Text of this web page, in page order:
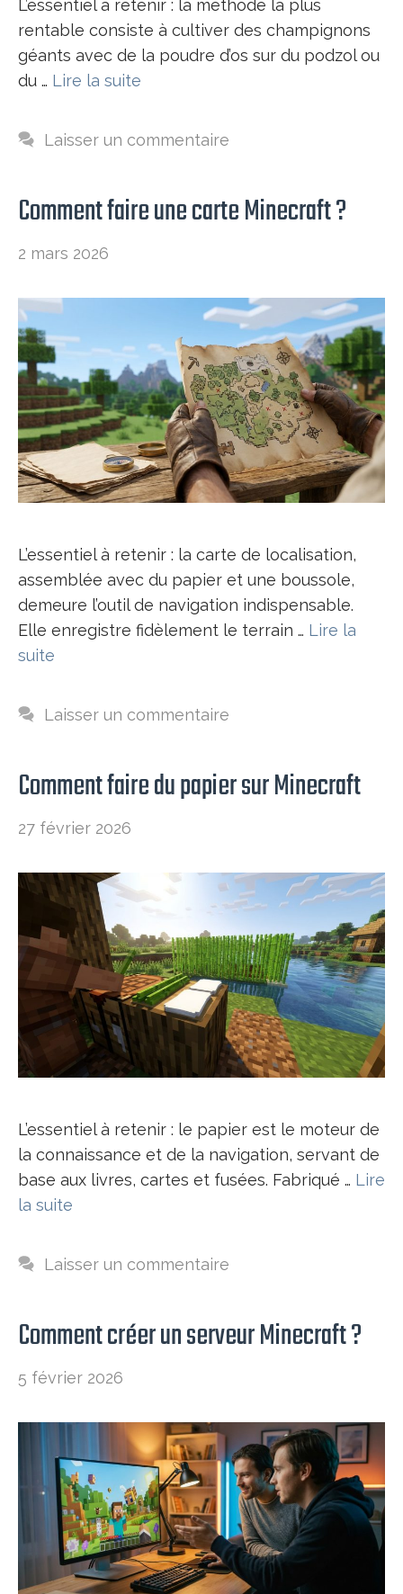
L’essentiel à retenir : la méthode la plus
rentable consiste à cultiver des champignons
géants avec de la poudre d’os sur du podzol ou
du … Lire la suite
Laisser un commentaire
Comment faire une carte Minecraft ?
2 mars 2026
L’essentiel à retenir : la carte de localisation,
assemblée avec du papier et une boussole,
demeure l’outil de navigation indispensable.
Elle enregistre fidèlement le terrain … Lire la
suite
Laisser un commentaire
Comment faire du papier sur Minecraft
27 février 2026
L’essentiel à retenir : le papier est le moteur de
la connaissance et de la navigation, servant de
base aux livres, cartes et fusées. Fabriqué … Lire
la suite
Laisser un commentaire
Comment créer un serveur Minecraft ?
5 février 2026